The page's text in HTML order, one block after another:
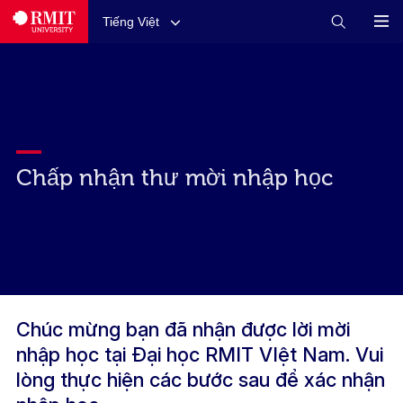
Tiếng Việt
Chấp nhận thư mời nhập học
Chúc mừng bạn đã nhận được lời mời
nhập học tại Đại học RMIT VIệt Nam. Vui
lòng thực hiện các bước sau để xác nhận